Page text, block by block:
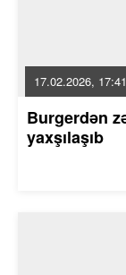
17.02.2026, 17:41
Burgerdən
yaxşılaşıb